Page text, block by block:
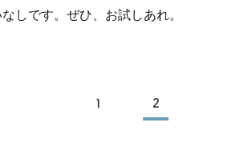
しです。ぜひ、お試しあれ。
1 2